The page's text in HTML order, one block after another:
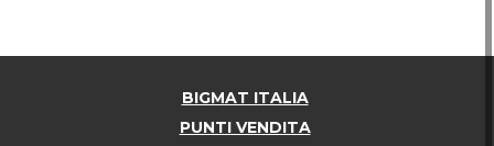
BIGMAT ITALIA
PUNTI VENDITA